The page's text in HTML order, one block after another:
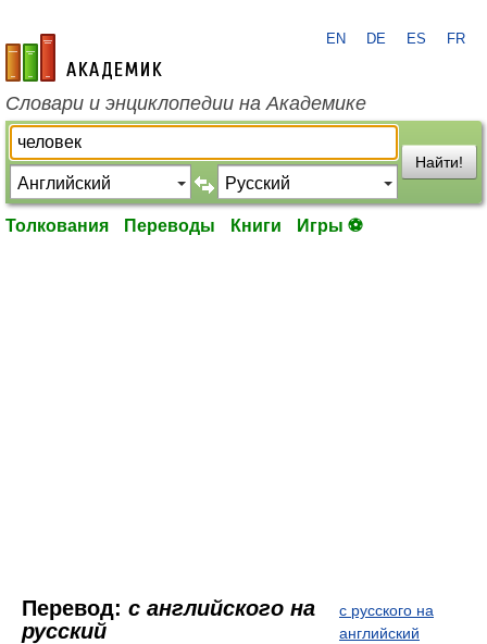
academic.ru
EN DE ES FR
Словари и энциклопедии на Академике
Найти!
Толкования Переводы Книги Игры ⚽
Перевод: с английского на
русский
с русского на
английский